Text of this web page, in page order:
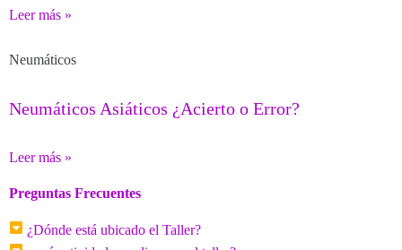
Leer más »
Neumáticos
Neumáticos Asiáticos ¿Acierto o Error?
Leer más »
Preguntas Frecuentes
¿Dónde está ubicado el Taller?